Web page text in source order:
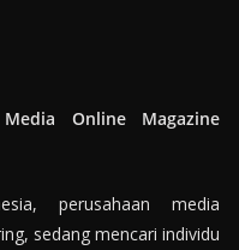
Online Magazine
perusahaan media
sedang mencari individu